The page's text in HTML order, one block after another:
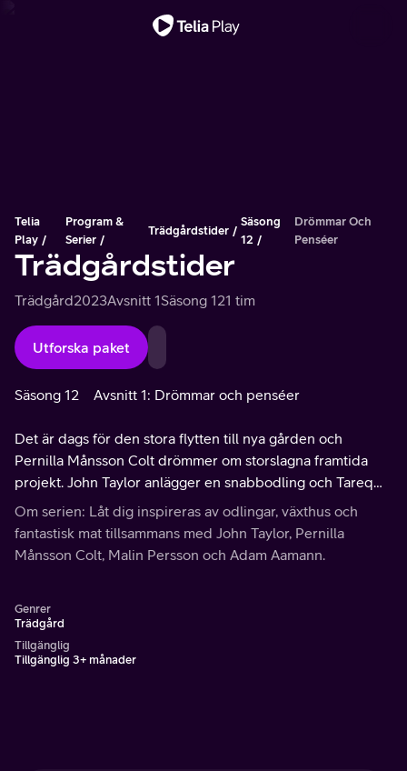
Telia
Play
Program &
Serier
Trädgårdstider
Säsong
12
Drömmar Och
Penséer
Trädgårdstider
Trädgård2023Avsnitt 1Säsong 121 tim
Utforska paket
Säsong 12 Avsnitt 1: Drömmar och penséer
Det är dags för den stora flytten till nya gården och
Pernilla Månsson Colt drömmer om storslagna framtida
projekt. John Taylor anlägger en snabbodling och Tareq
Taylor lagar mat på ätliga örter som han hittar i trädgården.
Om serien: Låt dig inspireras av odlingar, växthus och
fantastisk mat tillsammans med John Taylor, Pernilla
Månsson Colt, Malin Persson och Adam Aamann.
Genrer
Trädgård
Tillgänglig
Tillgänglig 3+ månader